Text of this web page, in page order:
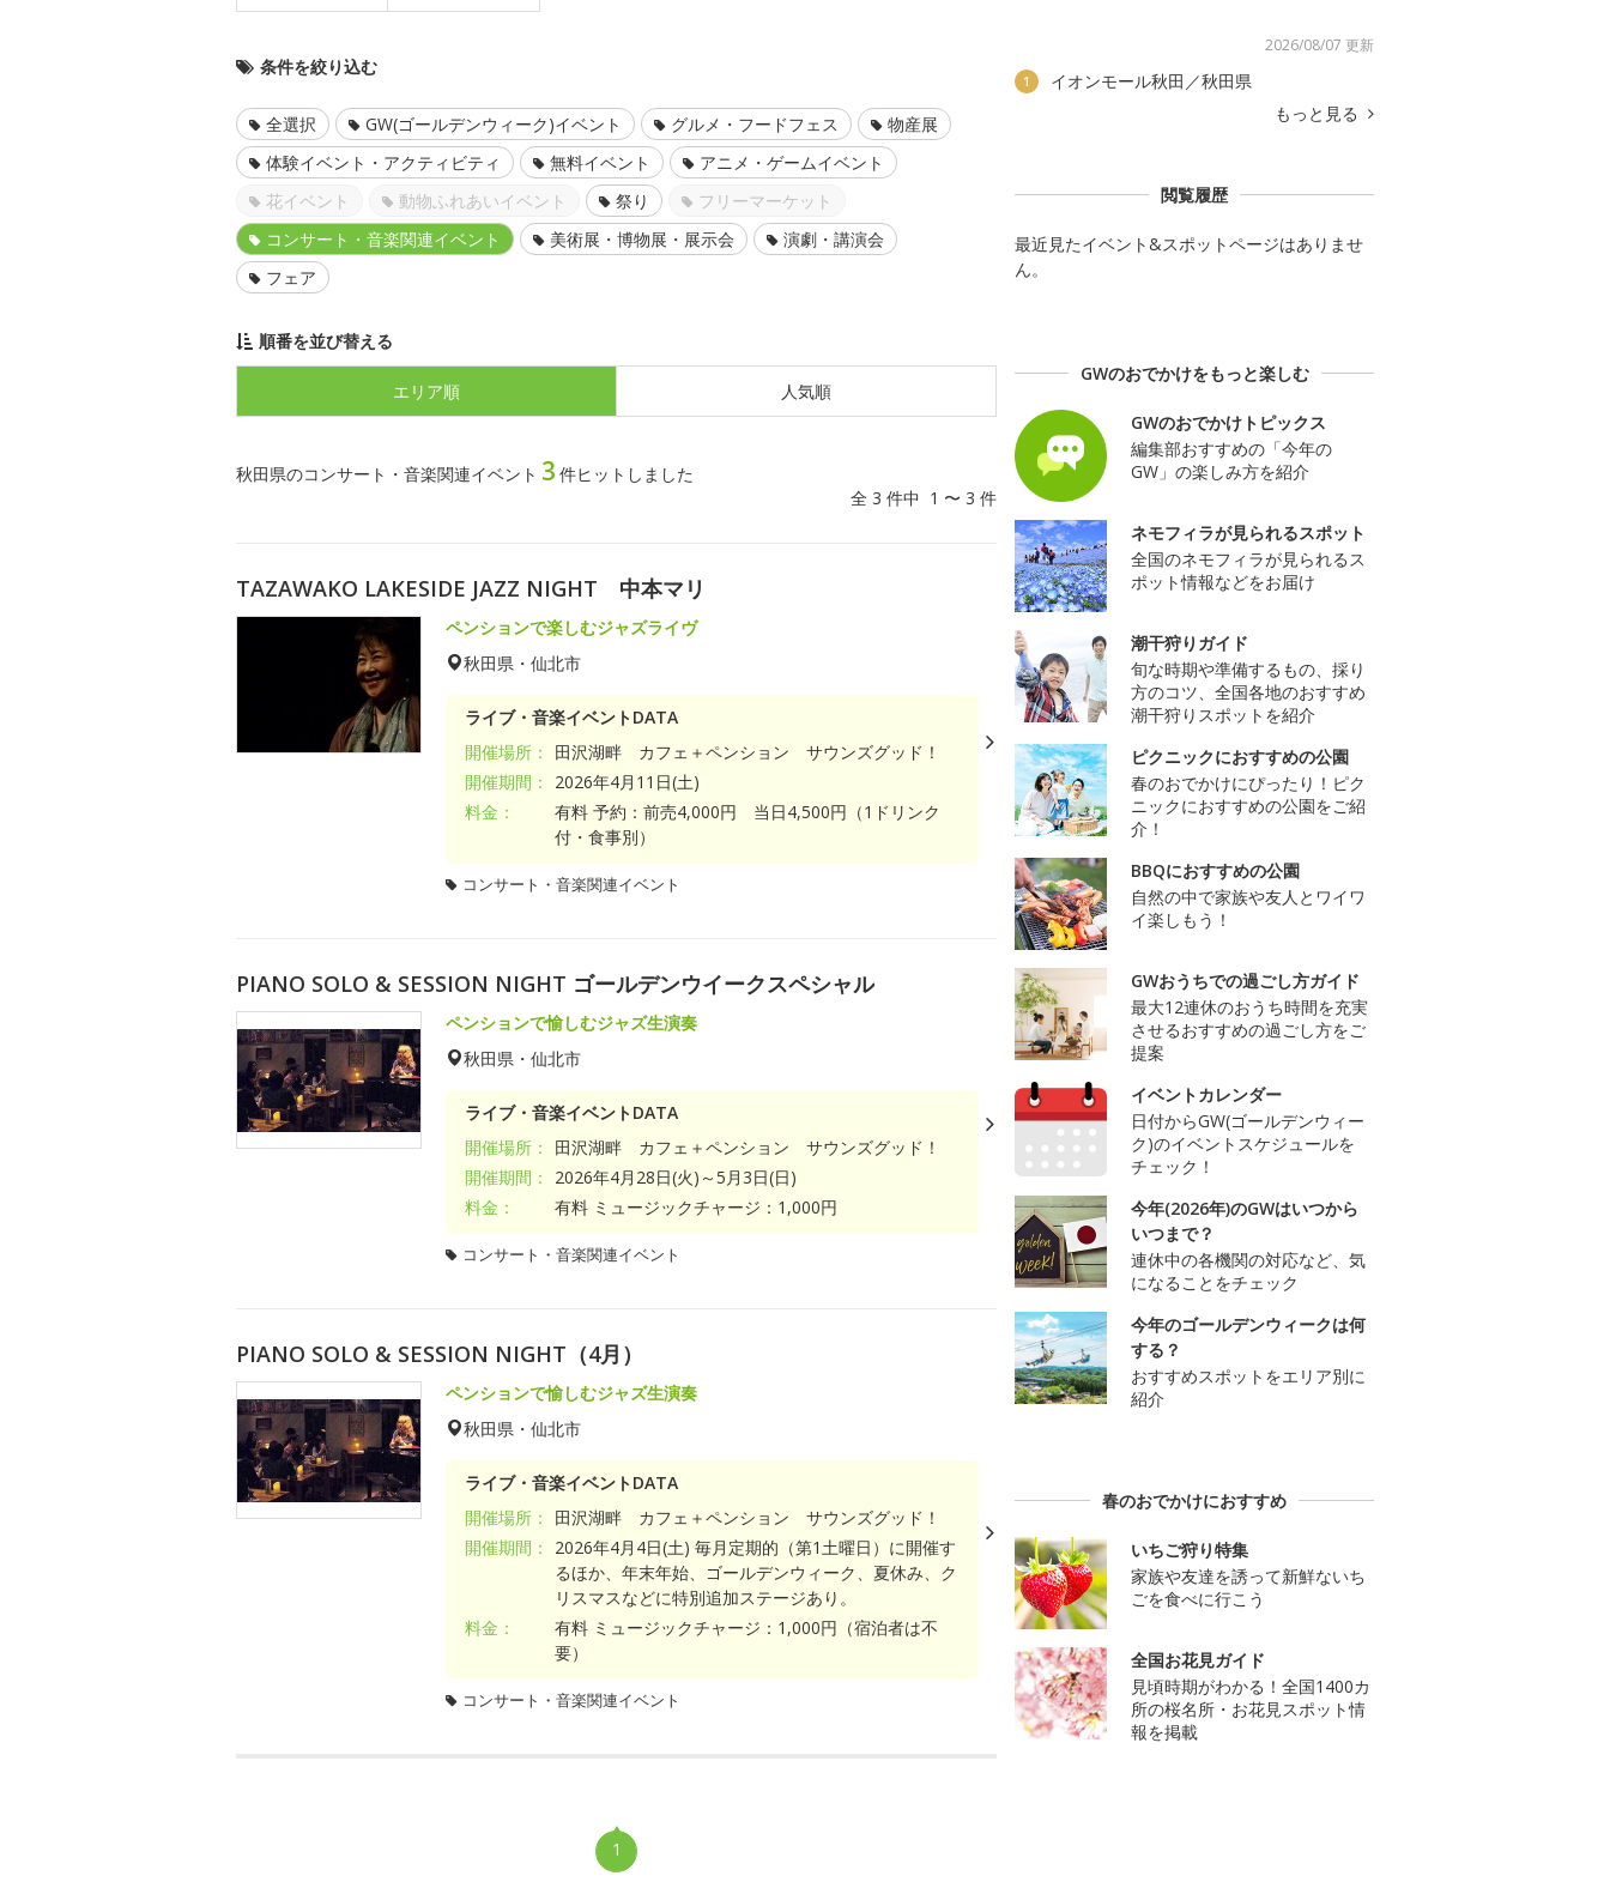
条件を絞り込む
全選択 GW(ゴールデンウィーク)イベント グルメ・フードフェス
物産展
体験イベント・アクティビティ
無料イベント
アニメ・ゲームイベント
花イベント
動物ふれあいイベント 祭り
フリーマーケット
コンサート・音楽関連イベント
美術展・博物展・展示会
演劇・講演会
フェア
順番を並び替える
エリア順 人気順
秋田県のコンサート・音楽関連イベント 3 件ヒットしました
全 3 件中 1 〜 3 件
TAZAWAKO LAKESIDE JAZZ NIGHT 中本マリ
ペンションで楽しむジャズライヴ
秋田県・仙北市
ライブ・音楽イベントDATA
開催場所：
田沢湖畔 カフェ＋ペンション サウンズグッド！
開催期間：
2026年4月11日(土)
料金：
有料 予約：前売4,000円 当日4,500円（1ドリンク
付・食事別）
コンサート・音楽関連イベント
PIANO SOLO & SESSION NIGHT ゴールデンウイークスペシャル
ペンションで愉しむジャズ生演奏
秋田県・仙北市
ライブ・音楽イベントDATA
開催場所：
田沢湖畔 カフェ＋ペンション サウンズグッド！
開催期間：
2026年4月28日(火)～5月3日(日)
料金：
有料 ミュージックチャージ：1,000円
コンサート・音楽関連イベント
PIANO SOLO & SESSION NIGHT（4月）
ペンションで愉しむジャズ生演奏
秋田県・仙北市
ライブ・音楽イベントDATA
開催場所：
田沢湖畔 カフェ＋ペンション サウンズグッド！
開催期間：
2026年4月4日(土) 毎月定期的（第1土曜日）に開催す
るほか、年末年始、ゴールデンウィーク、夏休み、ク
リスマスなどに特別追加ステージあり。
料金：
有料 ミュージックチャージ：1,000円（宿泊者は不
要）
コンサート・音楽関連イベント
1
2026/08/07 更新
1
イオンモール秋田／秋田県
もっと見る
閲覧履歴
最近見たイベント&スポットページはありませ
ん。
GWのおでかけをもっと楽しむ
GWのおでかけトピックス
編集部おすすめの「今年の
GW」の楽しみ方を紹介
ネモフィラが見られるスポット
全国のネモフィラが見られるス
ポット情報などをお届け
潮干狩りガイド
旬な時期や準備するもの、採り
方のコツ、全国各地のおすすめ
潮干狩りスポットを紹介
ピクニックにおすすめの公園
春のおでかけにぴったり！ピク
ニックにおすすめの公園をご紹
介！
BBQにおすすめの公園
自然の中で家族や友人とワイワ
イ楽しもう！
GWおうちでの過ごし方ガイド
最大12連休のおうち時間を充実
させるおすすめの過ごし方をご
提案
イベントカレンダー
日付からGW(ゴールデンウィー
ク)のイベントスケジュールを
チェック！
今年(2026年)のGWはいつから
いつまで？
連休中の各機関の対応など、気
になることをチェック
今年のゴールデンウィークは何
する？
おすすめスポットをエリア別に
紹介
春のおでかけにおすすめ
いちご狩り特集
家族や友達を誘って新鮮ないち
ごを食べに行こう
全国お花見ガイド
見頃時期がわかる！全国1400カ
所の桜名所・お花見スポット情
報を掲載